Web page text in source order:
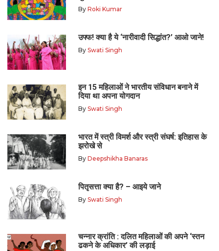
By Roki Kumar
उफ्फ! क्या है ये ‘नारीवादी सिद्धांत?’ आओ जाने!
By Swati Singh
इन 15 महिलाओं ने भारतीय संविधान बनाने में
दिया था अपना योगदान
By Swati Singh
भारत में स्त्री विमर्श और स्त्री संघर्ष: इतिहास के
झरोखे से
By Deepshikha Banaras
पितृसत्ता क्या है? – आइये जाने
By Swati Singh
चन्नार क्रांति : दलित महिलाओं की अपने ‘स्तन
ढकने के अधिकार’ की लड़ाई